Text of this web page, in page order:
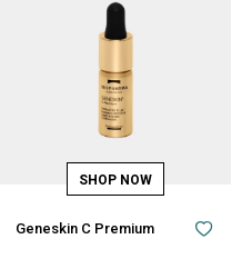
Geneskin C Premium